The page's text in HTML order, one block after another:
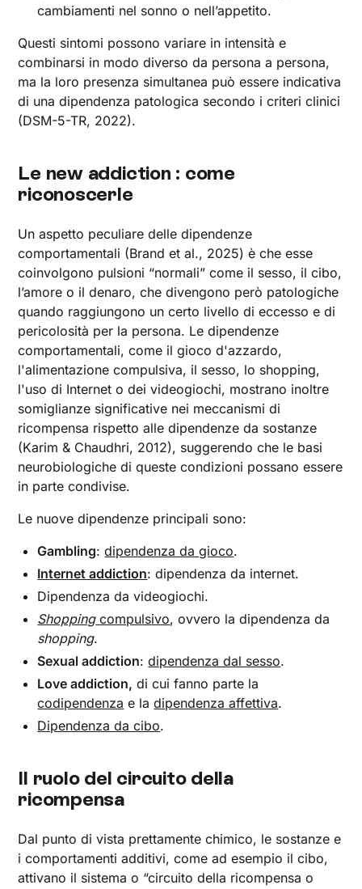
cambiamenti nel sonno o nell’appetito.
Questi sintomi possono variare in intensità e
combinarsi in modo diverso da persona a persona,
ma la loro presenza simultanea può essere indicativa
di una dipendenza patologica secondo i criteri clinici
(DSM-5-TR, 2022).
Le new addiction : come
riconoscerle ‍
Un aspetto peculiare delle dipendenze
comportamentali (Brand et al., 2025) è che esse
coinvolgono pulsioni “normali” come il sesso, il cibo,
l’amore o il denaro, che divengono però patologiche
quando raggiungono un certo livello di eccesso e di
pericolosità per la persona. Le dipendenze
comportamentali, come il gioco d'azzardo,
l'alimentazione compulsiva, il sesso, lo shopping,
l'uso di Internet o dei videogiochi, mostrano inoltre
somiglianze significative nei meccanismi di
ricompensa rispetto alle dipendenze da sostanze
(Karim & Chaudhri, 2012), suggerendo che le basi
neurobiologiche di queste condizioni possano essere
in parte condivise.
Le nuove dipendenze principali sono:
Gambling:dipendenza da gioco.
Internet addiction: dipendenza da internet.
Dipendenza da videogiochi.
Shoppingcompulsivo, ovvero la dipendenza da
shopping.
Sexual addiction:dipendenza dal sesso.
Love addiction, di cui fanno parte la
codipendenza e ladipendenza affettiva.
Dipendenza da cibo.
Il ruolo del circuito della
ricompensa
Dal punto di vista prettamente chimico, le sostanze e
i comportamenti additivi, come ad esempio il cibo,
attivano il sistema o “circuito della ricompensa o